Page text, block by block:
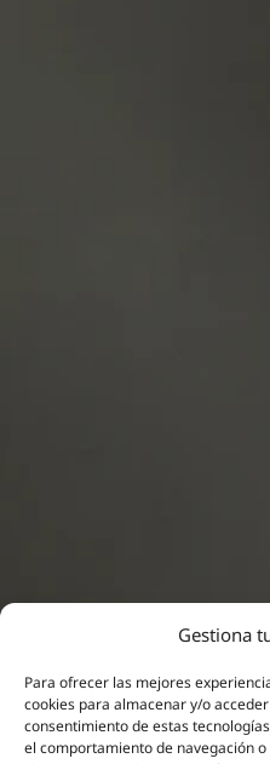
Gestiona
Para ofrecer las mejores
cookies para almacenar y/o
consentimiento de estas
el comportamiento de navegación